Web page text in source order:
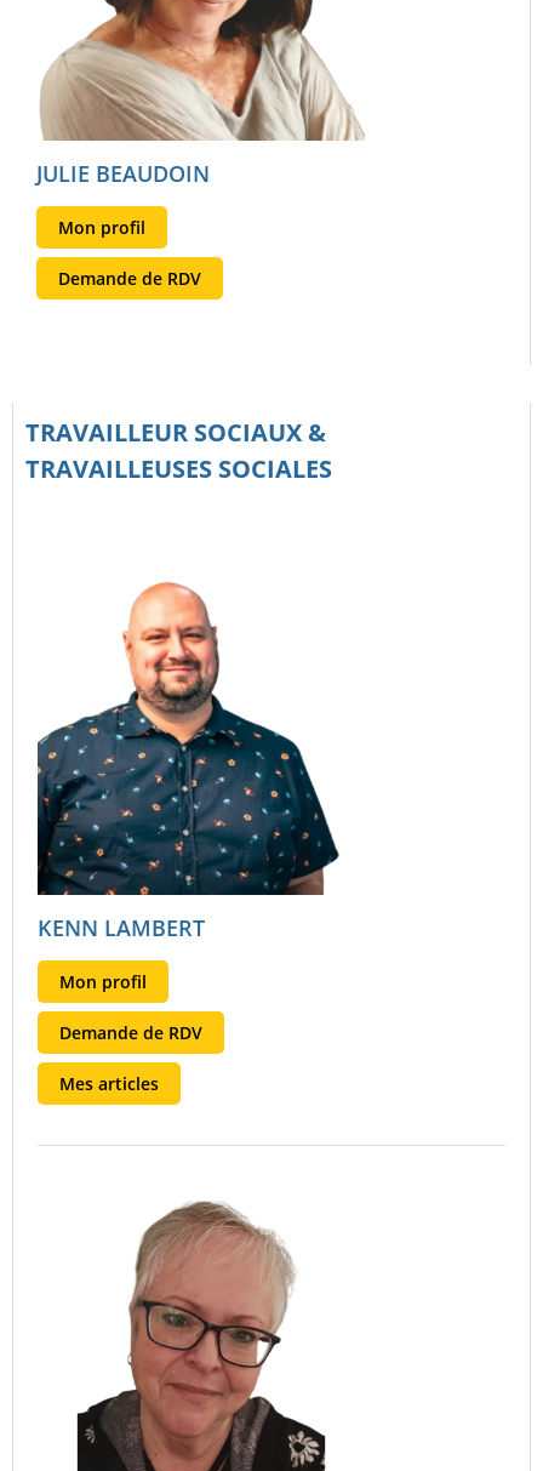
JULIE BEAUDOIN
Mon profil
Demande de RDV
TRAVAILLEUR SOCIAUX &
TRAVAILLEUSES SOCIALES
KENN LAMBERT
Mon profil
Demande de RDV
Mes articles